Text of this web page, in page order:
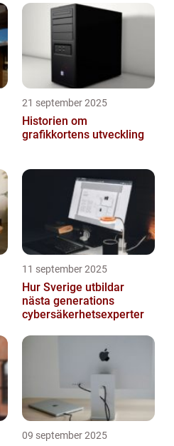
21 september 2025
Historien om
grafikkortens utveckling
11 september 2025
Hur Sverige utbildar
nästa generations
cybersäkerhetsexperter
09 september 2025